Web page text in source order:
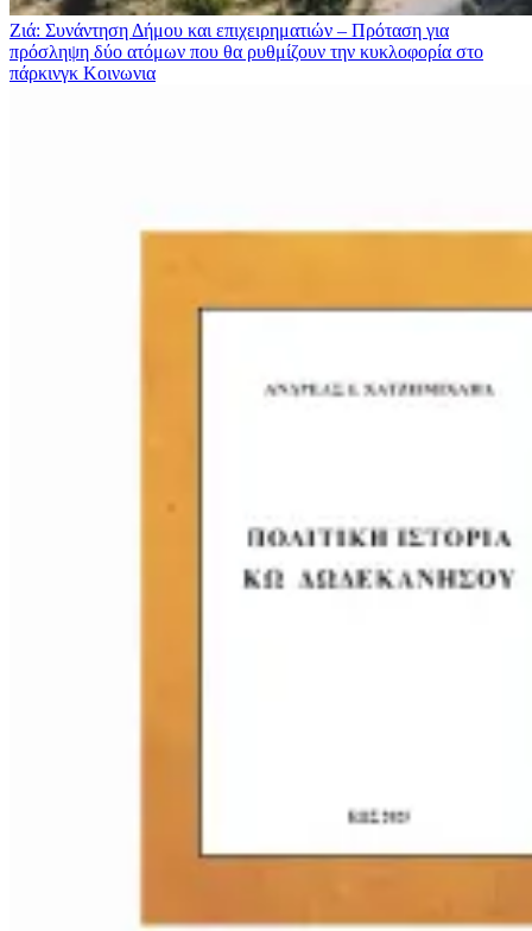
Ζιά: Συνάντηση Δήμου και επιχειρηματιών – Πρόταση για
πρόσληψη δύο ατόμων που θα ρυθμίζουν την κυκλοφορία στο
πάρκινγκ Κοινωνια